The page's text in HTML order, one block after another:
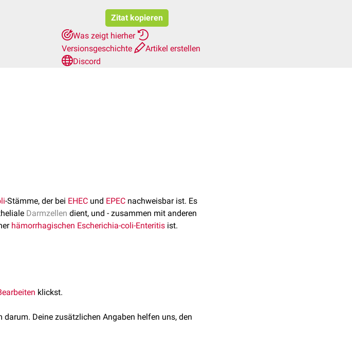
Zitat kopieren
Was zeigt hierher
Versionsgeschichte
Artikel erstellen
Discord
-Stämme, der bei EHEC und EPEC nachweisbar ist. Es
Darmzellen dient, und - zusammen mit anderen
hämorrhagischen Escherichia-coli-Enteritis ist.
des Erregers exprimiert wird. Es wird vom
Bakterium den so genannten
anlagert. Intimin und Tir-
der Bakterien an die Darmzelle ermöglicht. Der
klickst.
Deine zusätzlichen Angaben helfen uns, den